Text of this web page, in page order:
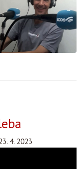
4. 2023